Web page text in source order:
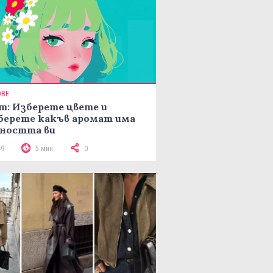
Изберете цвете и
какъв аромат има
ви
5 мин 0